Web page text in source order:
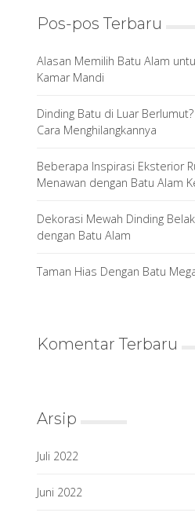
Pos-pos Terbaru
Alasan Memilih Batu Alam
Kamar Mandi
Dinding Batu di Luar
Cara Menghilangkannya
Beberapa Inspirasi Eksterior
Menawan dengan Batu Alam
Dekorasi Mewah Dinding
dengan Batu Alam
Taman Hias Dengan Batu
Komentar Terbaru
Arsip
Juli 2022
Juni 2022